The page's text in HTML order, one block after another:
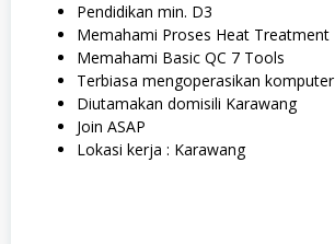
Pendidikan min. D3
Memahami Proses Heat Treatment
Memahami Basic QC 7 Tools
Terbiasa mengoperasikan komputer
Diutamakan domisili Karawang
Join ASAP
Lokasi kerja : Karawang